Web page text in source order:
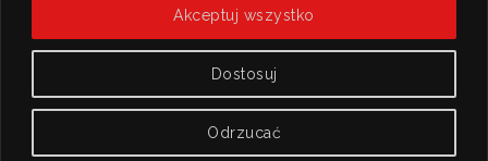
Dostosuj
Odrzucać
Akceptuj wszystko
© Copyright 2026TANAKE